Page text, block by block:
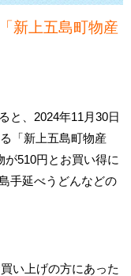
「新上五島町物産
と、2024年11月30日
「新上五島町物産
が510円とお買い得に
手延べうどんなどの
い上げの方にあった